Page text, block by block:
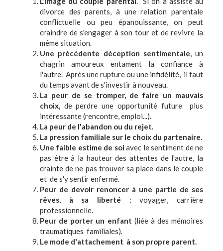
divorce des parents, à une relation parentale
conflictuelle ou peu épanouissante, on peut
craindre de s'engager à son tour et de revivre la
même situation.
Une précédente déception sentimentale, un
chagrin amoureux entament la confiance à
l'autre. Après une rupture ou une infidélité, il faut
du temps avant de s'investir à nouveau.
La peur de se tromper, de faire un mauvais
choix, de perdre une opportunité future plus
intéressante (rencontre, emploi...).
La peur de l'abandon ou du rejet.
La pression familiale sur le choix du partenaire.
Une faible estime de soi avec le sentiment de ne
pas être à la hauteur des attentes de l'autre, la
crainte de ne pas trouver sa place dans le couple
et de s'y sentir enfermé.
Peur de devoir renoncer à une partie de ses
rêves, à sa liberté : voyager, carrière
professionnelle.
Peur de porter un enfant (liée à des mémoires
traumatiques familiales).
Le mode d'attachement à son propre parent.